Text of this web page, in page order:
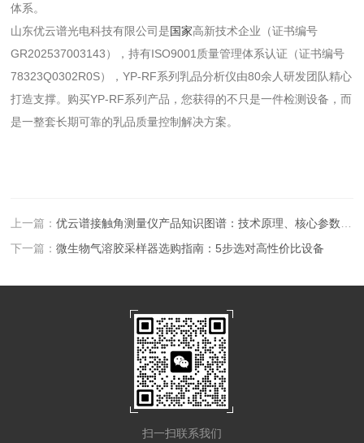
体系。
山东优云谱光电科技有限公司是国家高新技术企业（证书编号
GR202537003143），持有ISO9001质量管理体系认证（证书编号
78323Q0302R0S），YP-RF系列乳品分析仪由80余人研发团队精心
打造支撑。购买YP-RF系列产品，您获得的不只是一件检测设备，而
是一整套长期可靠的乳品质量控制解决方案。
上一篇：优云谱接触角测量仪产品知识图谱：技术原理、核心参数与应用场景全解析
下一篇：微生物气溶胶采样器选购指南：5步选对高性价比设备
扫一扫联系我们